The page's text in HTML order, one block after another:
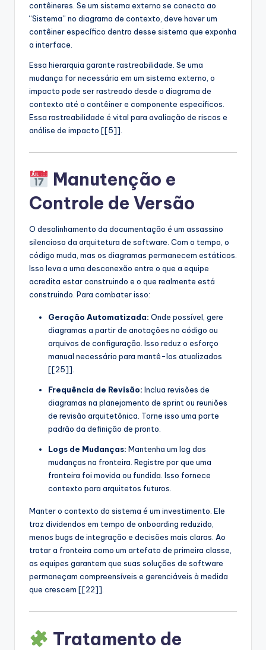
contêineres. Se um sistema externo se conecta ao
“Sistema” no diagrama de contexto, deve haver um
contêiner específico dentro desse sistema que exponha
a interface.
Essa hierarquia garante rastreabilidade. Se uma
mudança for necessária em um sistema externo, o
impacto pode ser rastreado desde o diagrama de
contexto até o contêiner e componente específicos.
Essa rastreabilidade é vital para avaliação de riscos e
análise de impacto [[5]].
Manutenção e
Controle de Versão
O desalinhamento da documentação é um assassino
silencioso da arquitetura de software. Com o tempo, o
código muda, mas os diagramas permanecem estáticos.
Isso leva a uma desconexão entre o que a equipe
acredita estar construindo e o que realmente está
construindo. Para combater isso:
Geração Automatizada: Onde possível, gere
diagramas a partir de anotações no código ou
arquivos de configuração. Isso reduz o esforço
manual necessário para mantê-los atualizados
[[25]].
Frequência de Revisão: Inclua revisões de
diagramas na planejamento de sprint ou reuniões
de revisão arquitetônica. Torne isso uma parte
padrão da definição de pronto.
Logs de Mudanças: Mantenha um log das
mudanças na fronteira. Registre por que uma
fronteira foi movida ou fundida. Isso fornece
contexto para arquitetos futuros.
Manter o contexto do sistema é um investimento. Ele
traz dividendos em tempo de onboarding reduzido,
menos bugs de integração e decisões mais claras. Ao
tratar a fronteira como um artefato de primeira classe,
as equipes garantem que suas soluções de software
permaneçam compreensíveis e gerenciáveis à medida
que crescem [[22]].
Tratamento de